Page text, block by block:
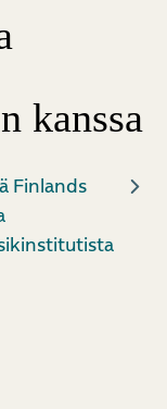
kanssa
Finlands